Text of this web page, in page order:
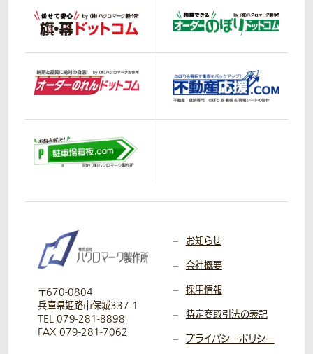
〒670-0804
兵庫県姫路市保城337-1
TEL 079-281-8898
FAX 079-281-7062
お知らせ
会社概要
採用情報
特定商取引法の表記
プライバシーポリシー